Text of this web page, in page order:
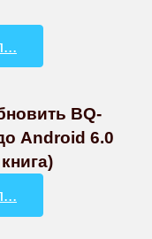
BQ-
Android 6.0